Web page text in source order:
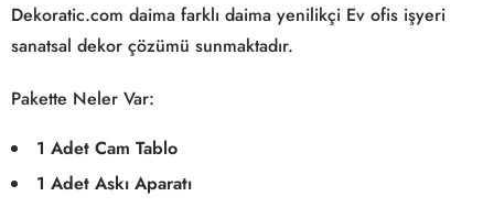
Dekoratic.com daima farklı daima yenilikçi Ev ofis işyeri
sanatsal dekor çözümü sunmaktadır.
Pakette Neler Var:
1 Adet Cam Tablo
1 Adet Askı Aparatı